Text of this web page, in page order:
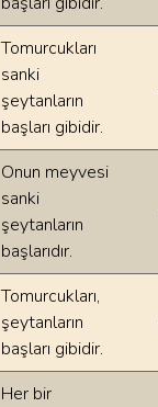
Tomurcukları
sanki
şeytanların
başları gibidir.
Onun meyvesi
sanki
şeytanların
başlarıdır.
Tomurcukları,
şeytanların
başları gibidir.
Her bir